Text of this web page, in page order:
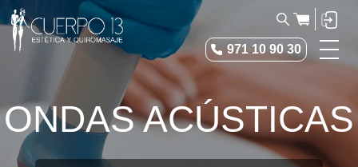
971 10 90 30
Medicina Estética
ONDAS ACÚSTICAS